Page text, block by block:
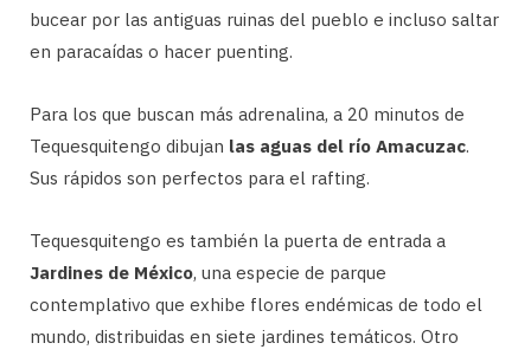
bucear por las antiguas ruinas del pueblo e incluso saltar
en paracaídas o hacer puenting.
Para los que buscan más adrenalina, a 20 minutos de
Tequesquitengo dibujan las aguas del río Amacuzac.
Sus rápidos son perfectos para el rafting.
Tequesquitengo es también la puerta de entrada a
Jardines de México, una especie de parque
contemplativo que exhibe flores endémicas de todo el
mundo, distribuidas en siete jardines temáticos. Otro